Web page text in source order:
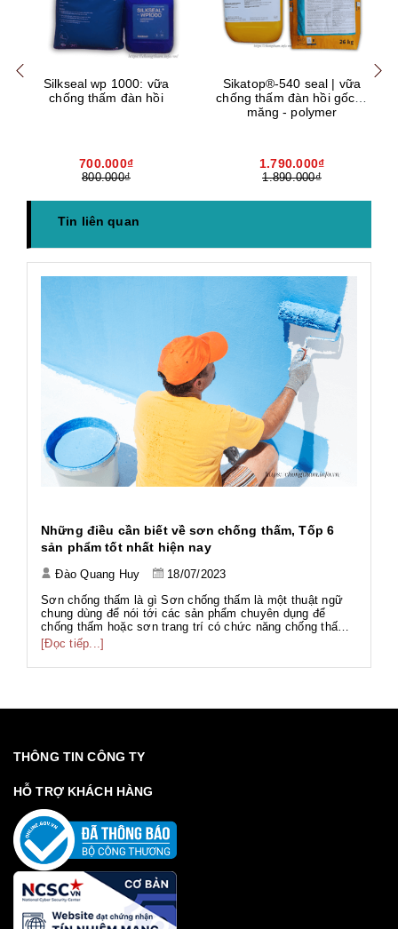
Silkseal wp 1000: vữa
chống thấm đàn hồi
700.000₫
800.000₫
Sikatop®-540 seal | vữa
chống thấm đàn hồi gốc xi
măng - polymer
1.790.000₫
1.890.000₫
Mua hàng Mua hàng
Tin liên quan
Những điều cần biết về sơn chống thấm, Tốp 6
sản phẩm tốt nhất hiện nay
Đào Quang Huy
18/07/2023
Sơn chống thấm là gì Sơn chống thấm là một thuật ngữ
chung dùng để nói tới các sản phẩm chuyên dụng để
chống thấm hoặc sơn trang trí có chức năng chống thấm.
Với thành phần đa dạng như gốc PU, gốc Acrylic, gốc Xi
măng... phục vụ nhiều hạng mục công trình với nhiều mục
đích khác nhau. Sơn chố...
[Đọc tiếp...]
THÔNG TIN CÔNG TY
HỖ TRỢ KHÁCH HÀNG